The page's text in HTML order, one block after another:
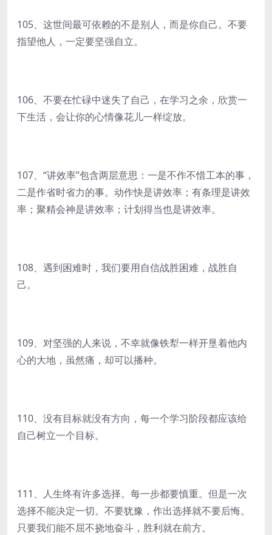
105、这世间最可依赖的不是别人，而是你自己。不要
指望他人，一定要坚强自立。
106、不要在忙碌中迷失了自己，在学习之余，欣赏一
下生活，会让你的心情像花儿一样绽放。
107、“讲效率”包含两层意思：一是不作不惜工本的事，
二是作省时省力的事。动作快是讲效率；有条理是讲效
率；聚精会神是讲效率；计划得当也是讲效率。
108、遇到困难时，我们要用自信战胜困难，战胜自
己。
109、对坚强的人来说，不幸就像铁犁一样开垦着他内
心的大地，虽然痛，却可以播种。
110、没有目标就没有方向，每一个学习阶段都应该给
自己树立一个目标。
111、人生终有许多选择。每一步都要慎重。但是一次
选择不能决定一切。不要犹豫，作出选择就不要后悔。
只要我们能不屈不挠地奋斗，胜利就在前方。